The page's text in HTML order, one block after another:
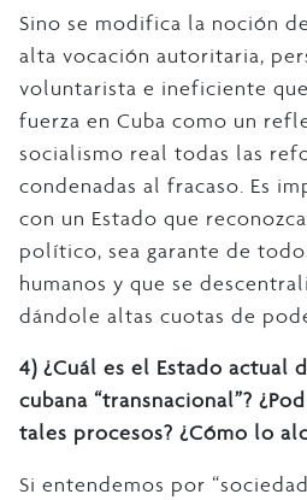
Sino se modifica la noción
alta vocación autoritaria,
voluntarista e ineficiente
fuerza en Cuba como un
socialismo real todas las
condenadas al fracaso. Es
con un Estado que
político, sea garante de
humanos y que se
dándole altas cuotas de
4) ¿Cuál es el Estado actual
cubana “transnacional”?
tales procesos? ¿Cómo lo
Si entendemos por